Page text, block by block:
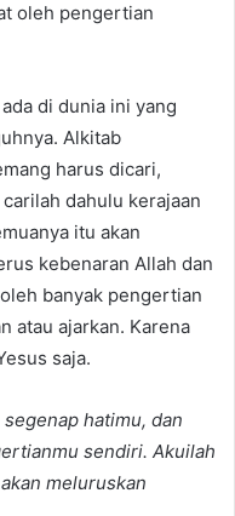
oleh pengertian
di dunia ini yang
Alkitab
harus dicari,
dahulu kerajaan
itu akan
kebenaran Allah dan
banyak pengertian
atau ajarkan. Karena
saja.
hatimu, dan
sendiri. Akuilah
meluruskan